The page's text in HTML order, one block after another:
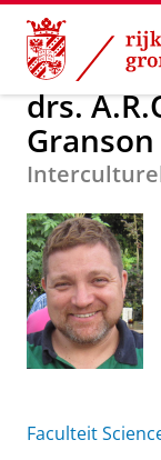
Skip
Content
Skip
Navigation
drs.
Granson
Faculteit